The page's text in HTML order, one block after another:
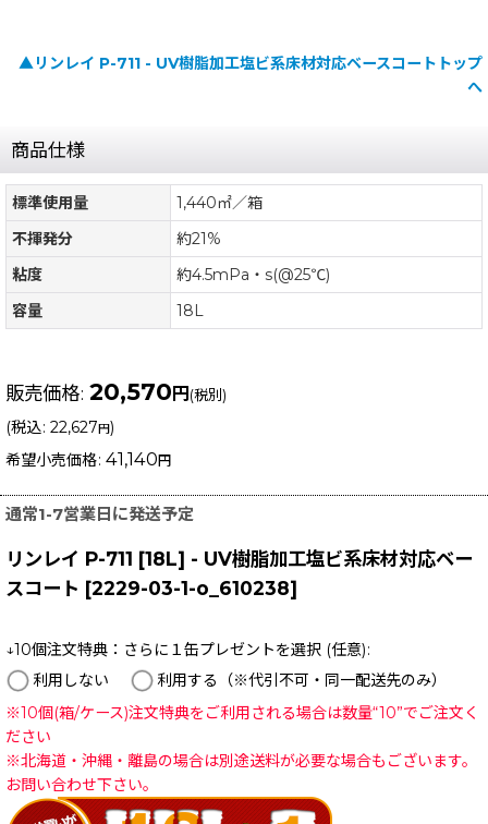
▲リンレイ P-711 - UV樹脂加工塩ビ系床材対応ベースコートトップ
へ
商品仕様
標準使用量
1,440㎡／箱
不揮発分
約21%
粘度
約4.5mPa・s(@25℃)
容量
18L
販売価格: 20,570 円 (税別)
(税込: 22,627 円)
希望小売価格: 41,140 円
通常1-7営業日に発送予定
リンレイ P-711 [18L] - UV樹脂加工塩ビ系床材対応ベー
スコート [2229-03-1-o_610238]
↓10個注文特典：さらに１缶プレゼントを選択 (任意):
利用しない
利用する（※代引不可・同一配送先のみ）
※10個(箱/ケース)注文特典をご利用される場合は数量“10”でご注文く
ださい
※北海道・沖縄・離島の場合は別途送料が必要な場合もございます。
お問い合わせ下さい。